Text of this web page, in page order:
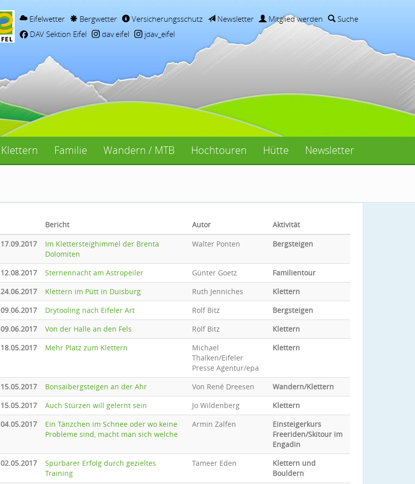
Eifelwetter Bergwetter Versicherungsschutz Newsletter Mitglied werden
Suche
DAV Sektion Eifel
dav.eifel jdav_eifel
Klettern Familie Wandern / MTB Hochtouren Hütte Newsletter
Bericht Autor
Aktivität
17.09.2017
Im Klettersteighimmel der Brenta
Dolomiten
Walter Ponten Bergsteigen
12.08.2017 Sternennacht am Astropeiler Günter Goetz
Familientour
24.06.2017
Klettern im Pütt in Duisburg Ruth Jenniches
Klettern
09.06.2017
Drytooling nach Eifeler Art Rolf Bitz
Bergsteigen
09.06.2017
Von der Halle an den Fels Rolf Bitz
Klettern
18.05.2017
Mehr Platz zum Klettern
Michael
Thalken/Eifeler
Presse Agentur/epa
Klettern
15.05.2017 Bonsaibergsteigen an der Ahr Von René Dreesen
Wandern/Klettern
15.05.2017
Auch Stürzen will gelernt sein Jo Wildenberg
Klettern
04.05.2017
Ein Tänzchen im Schnee oder wo keine
Probleme sind, macht man sich welche
Armin Zalfen
Einsteigerkurs
Freeriden/Skitour im
Engadin
02.05.2017
Spürbarer Erfolg durch gezieltes
Training
Tameer Eden
Klettern und
Bouldern